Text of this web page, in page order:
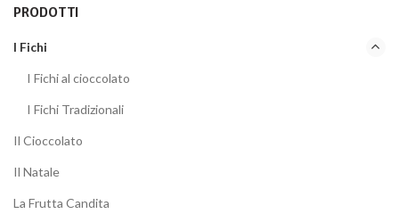
PRODOTTI
I Fichi
I Fichi al cioccolato
I Fichi Tradizionali
Il Cioccolato
Il Natale
La Frutta Candita